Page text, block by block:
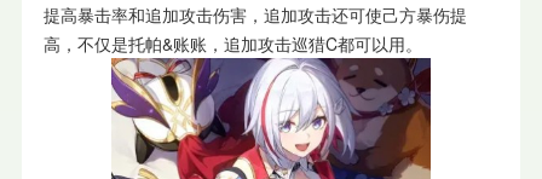
提高暴击率和追加攻击伤害，追加攻击还可使己方暴伤提
高，不仅是托帕&账账，追加攻击巡猎C都可以用。